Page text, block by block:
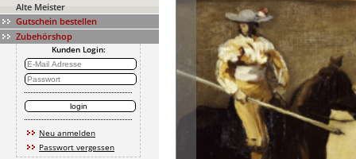
Alte Meister
Gutschein bestellen
Zubehörshop
Kunden Login:
Neu anmelden
Passwort vergessen